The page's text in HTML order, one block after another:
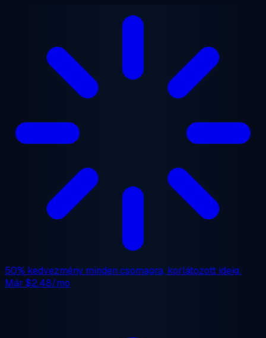
50% kedvezmény minden csomagra, korlátozott ideig.
Már $2.48/mo